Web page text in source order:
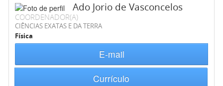
Ado Jorio de Vasconcelos
COORDENADOR(A)
CIÊNCIAS EXATAS E DA TERRA
Física
E-mail
Currículo